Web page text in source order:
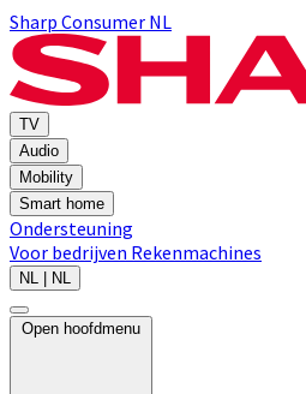
Sharp Consumer NL
TV
Audio
Mobility
Smart home
Ondersteuning
Voor bedrijven Rekenmachines
NL | NL
Open hoofdmenu